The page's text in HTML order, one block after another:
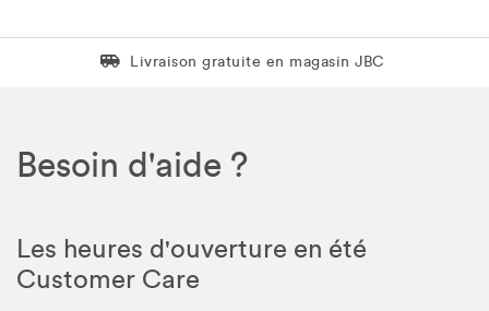
Livraison gratuite en magasin JBC
Livraison gratuite en magasin JBC
Besoin d'aide ?
Les heures d'ouverture en été
Customer Care